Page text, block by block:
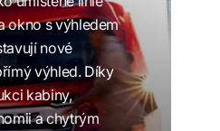
okno s výhledem
nové
výhled. Díky
kabiny,
a chytrým